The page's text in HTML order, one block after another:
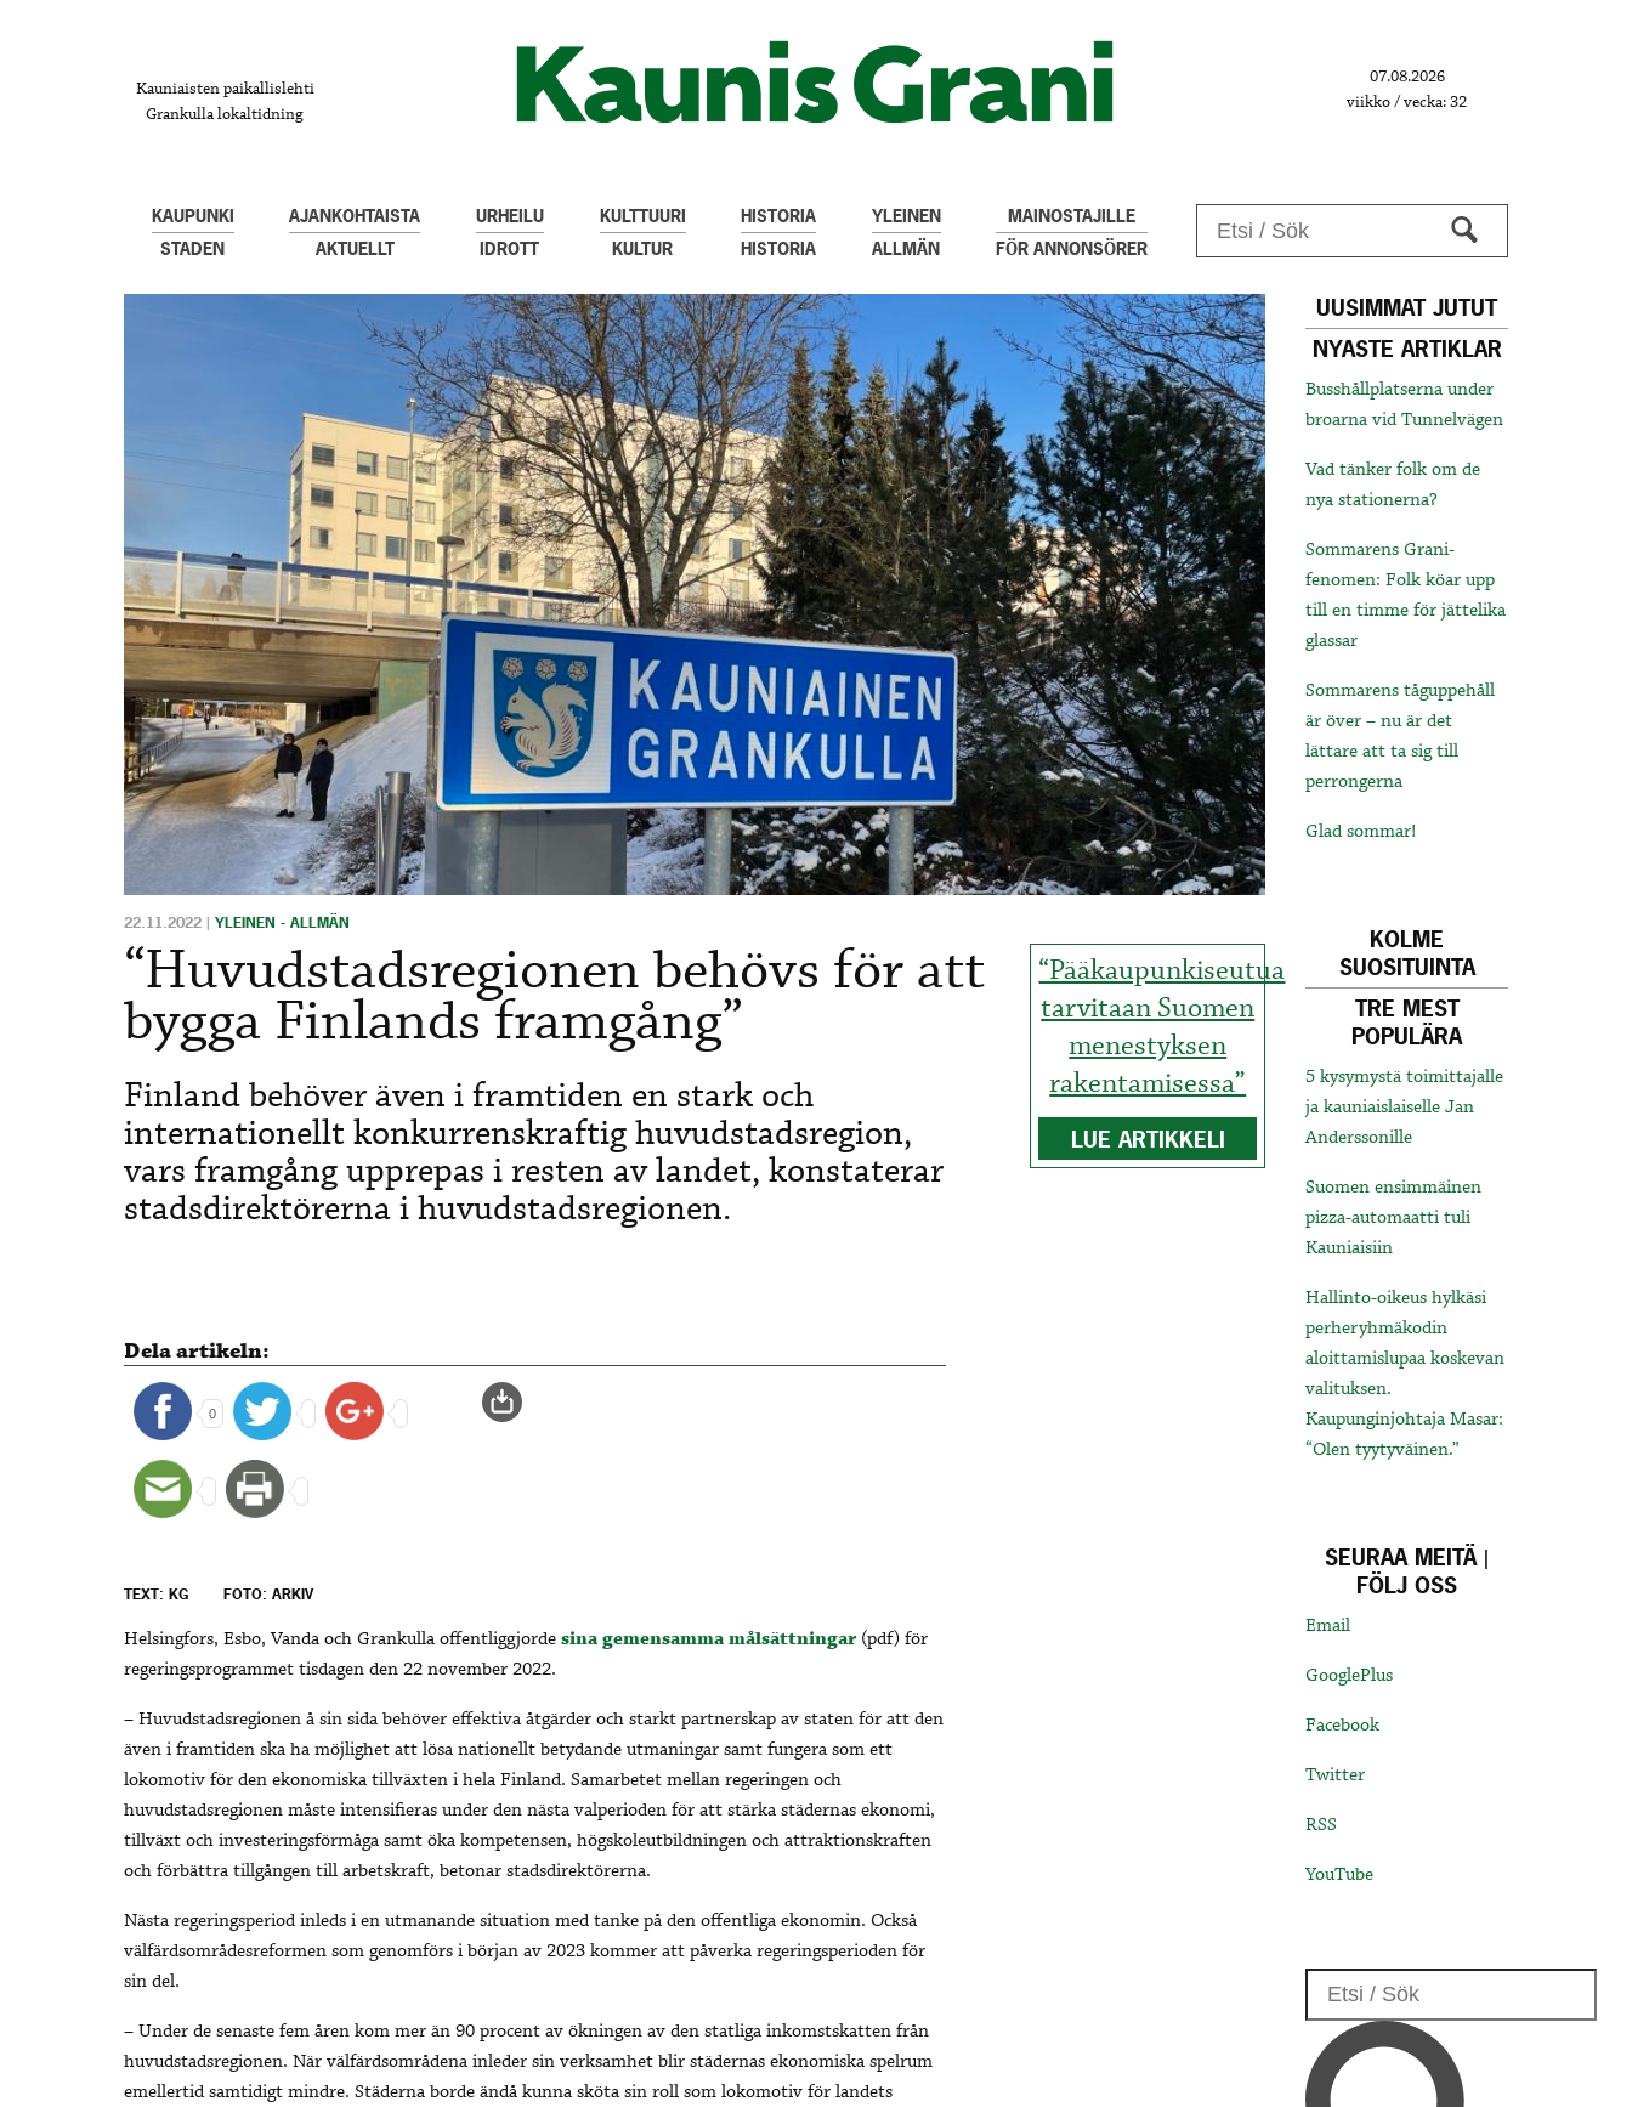
Kauniaisten paikallislehti
Grankulla lokaltidning
07.08.2026
viikko / vecka: 32
KAUPUNKI
STADEN
AJANKOHTAISTA
AKTUELLT
URHEILU
IDROTT
KULTTUURI
KULTUR
HISTORIA
HISTORIA
YLEINEN
ALLMÄN
MAINOSTAJILLE
FÖR ANNONSÖRER
“Pääkaupunkiseutua
tarvitaan Suomen
menestyksen
rakentamisessa”
LUE ARTIKKELI
22.11.2022 | YLEINEN - ALLMÄN
“Huvudstadsregionen behövs för att
bygga Finlands framgång”
Finland behöver även i framtiden en stark och
internationellt konkurrenskraftig huvudstadsregion,
vars framgång upprepas i resten av landet, konstaterar
stadsdirektörerna i huvudstadsregionen.
Dela artikeln:
0
TEXT: KG FOTO: ARKIV
Helsingfors, Esbo, Vanda och Grankulla offentliggjorde sina gemensamma målsättningar(pdf) för
regeringsprogrammet tisdagen den 22 november 2022.
– Huvudstadsregionen å sin sida behöver effektiva åtgärder och starkt partnerskap av staten för att den
även i framtiden ska ha möjlighet att lösa nationellt betydande utmaningar samt fungera som ett
lokomotiv för den ekonomiska tillväxten i hela Finland. Samarbetet mellan regeringen och
huvudstadsregionen måste intensifieras under den nästa valperioden för att stärka städernas ekonomi,
tillväxt och investeringsförmåga samt öka kompetensen, högskoleutbildningen och attraktionskraften
och förbättra tillgången till arbetskraft, betonar stadsdirektörerna.
Nästa regeringsperiod inleds i en utmanande situation med tanke på den offentliga ekonomin. Också
välfärdsområdesreformen som genomförs i början av 2023 kommer att påverka regeringsperioden för
sin del.
– Under de senaste fem åren kom mer än 90 procent av ökningen av den statliga inkomstskatten från
huvudstadsregionen. När välfärdsområdena inleder sin verksamhet blir städernas ekonomiska spelrum
emellertid samtidigt mindre. Städerna borde ändå kunna sköta sin roll som lokomotiv för landets
UUSIMMAT JUTUT
NYASTE ARTIKLAR
Busshållplatserna under
broarna vid Tunnelvägen
Vad tänker folk om de
nya stationerna?
Sommarens Grani-
fenomen: Folk köar upp
till en timme för jättelika
glassar
Sommarens tåguppehåll
är över – nu är det
lättare att ta sig till
perrongerna
Glad sommar!
KOLME
SUOSITUINTA
TRE MEST
POPULÄRA
5 kysymystä toimittajalle
ja kauniaislaiselle Jan
Anderssonille
Suomen ensimmäinen
pizza-automaatti tuli
Kauniaisiin
Hallinto-oikeus hylkäsi
perheryhmäkodin
aloittamislupaa koskevan
valituksen.
Kaupunginjohtaja Masar:
“Olen tyytyväinen.”
SEURAA MEITÄ |
FÖLJ OSS
Email
GooglePlus
Facebook
Twitter
RSS
YouTube